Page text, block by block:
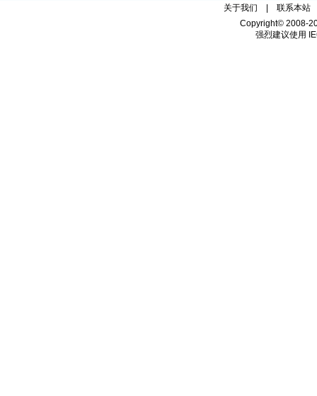
关于我们 | 联系本站
Copyright© 2008-
强烈建议使用